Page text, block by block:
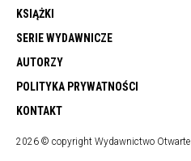
KSIĄŻKI
SERIE WYDAWNICZE
AUTORZY
POLITYKA PRYWATNOŚCI
KONTAKT
2026 © copyright Wydawnictwo Otwarte